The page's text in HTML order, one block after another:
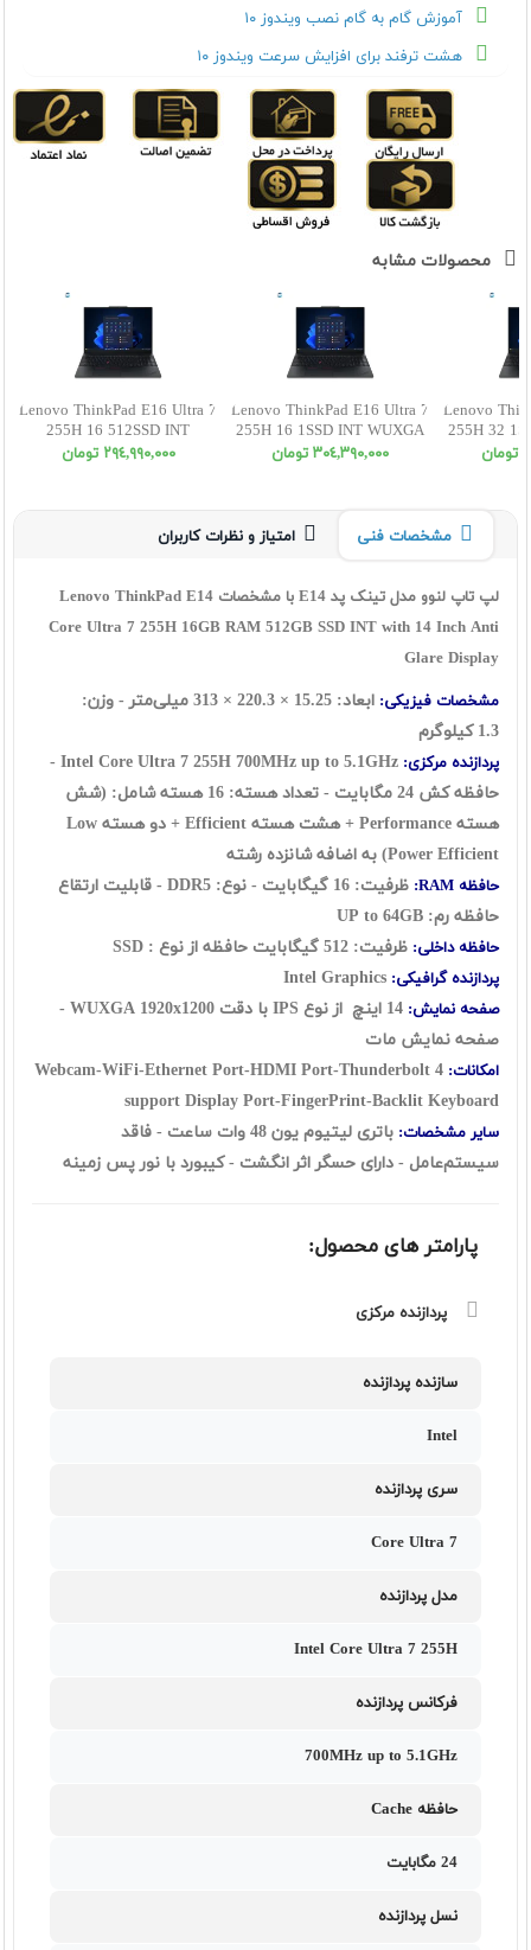
آموزش گام به گام نصب ویندوز ۱۰
هشت ترفند برای افزایش سرعت ویندوز ۱۰
محصولات مشابه
Lenovo ThinkPad E16 Ultra 7
255H 16 512SSD INT
WUXGA
٢٩٤,٩٩٠,٠٠٠ تومان
Lenovo ThinkPad E16 Ultra 7
255H 16 1SSD INT WUXGA
٣٠٤,٣٩٠,٠٠٠ تومان
Lenovo
255H 32
مشخصات فنی امتیاز و نظرات کاربران
لپ تاپ لنوو مدل تینک پد E14 با مشخصات Lenovo ThinkPad E14
Core Ultra 7 255H 16GB RAM 512GB SSD INT with 14 Inch Anti
Glare Display
مشخصات فیزیکی:
ابعاد: 15.25 × 220.3 × 313 میلی‌متر - وزن:
1.3 کیلوگرم
پردازنده مرکزی:
Intel Core Ultra 7 255H 700MHz up to 5.1GHz -
حافظه کش 24 مگابایت - تعداد هسته: 16 هسته شامل: (شش
هسته Performance + هشت هسته Efficient + دو هسته Low
Power Efficient) به اضافه شانزده رشته
حافظه RAM:
ظرفیت: 16 گيگابايت - نوع: DDR5 - قابلیت ارتقاع
حافظه رم: UP to 64GB
حافظه داخلی: ظرفیت: 512 گیگابایت حافظه از نوع : SSD
پردازنده گرافیکی:
صفحه نمایش:
14 اینچ از نوع IPS با دقت WUXGA 1920x1200 -
صفحه نمایش مات
امکانات: Webcam-WiFi-Ethernet Port-HDMI Port-Thunderbolt 4
support Display Port-FingerPrint-Backlit Keyboard
سایر مشخصات:
باتری لیتیوم یون 48 وات ساعت - فاقد
سيستم‌عامل - دارای حسگر اثر انگشت - کیبورد با نور پس زمینه
پارامتر های محصول:
پردازنده مرکزی
سازنده پردازنده
Intel
سری پردازنده
Core Ultra 7
مدل پردازنده
Intel Core Ultra 7 255H
فرکانس پردازنده
700MHz up to 5.1GHz
حافظه Cache
24 مگابایت
نسل پردازنده